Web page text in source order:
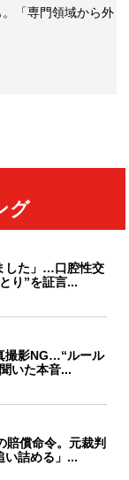
「専門領域から外
グ
した」…口腔性交
り”を証言...
撮影NG…“ルール
いた本音...
賠償命令。元裁判
い詰める」...